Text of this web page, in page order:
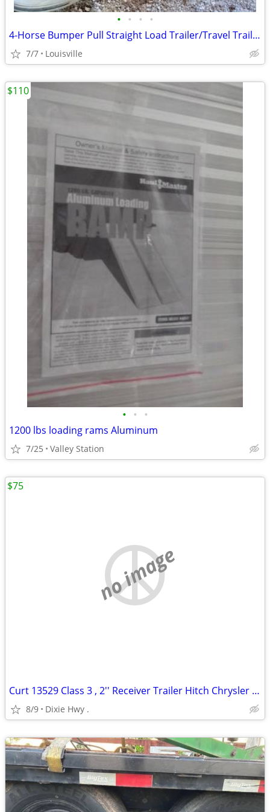
• • • •
4-Horse Bumper Pull Straight Load Trailer/Travel Trailer
7/7 Louisville
• • •
1200 lbs loading rams Aluminum
7/25 Valley Station
$110
no image
Curt 13529 Class 3 , 2'' Receiver Trailer Hitch Chrysler Pacifica
8/9 Dixie Hwy .
$75